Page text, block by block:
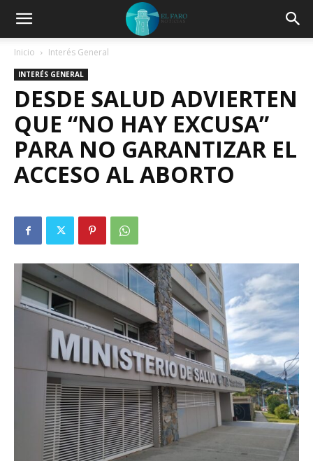
Inicio Interés General
INTERÉS GENERAL
DESDE SALUD ADVIERTEN
QUE “NO HAY EXCUSA”
PARA NO GARANTIZAR EL
ACCESO AL ABORTO